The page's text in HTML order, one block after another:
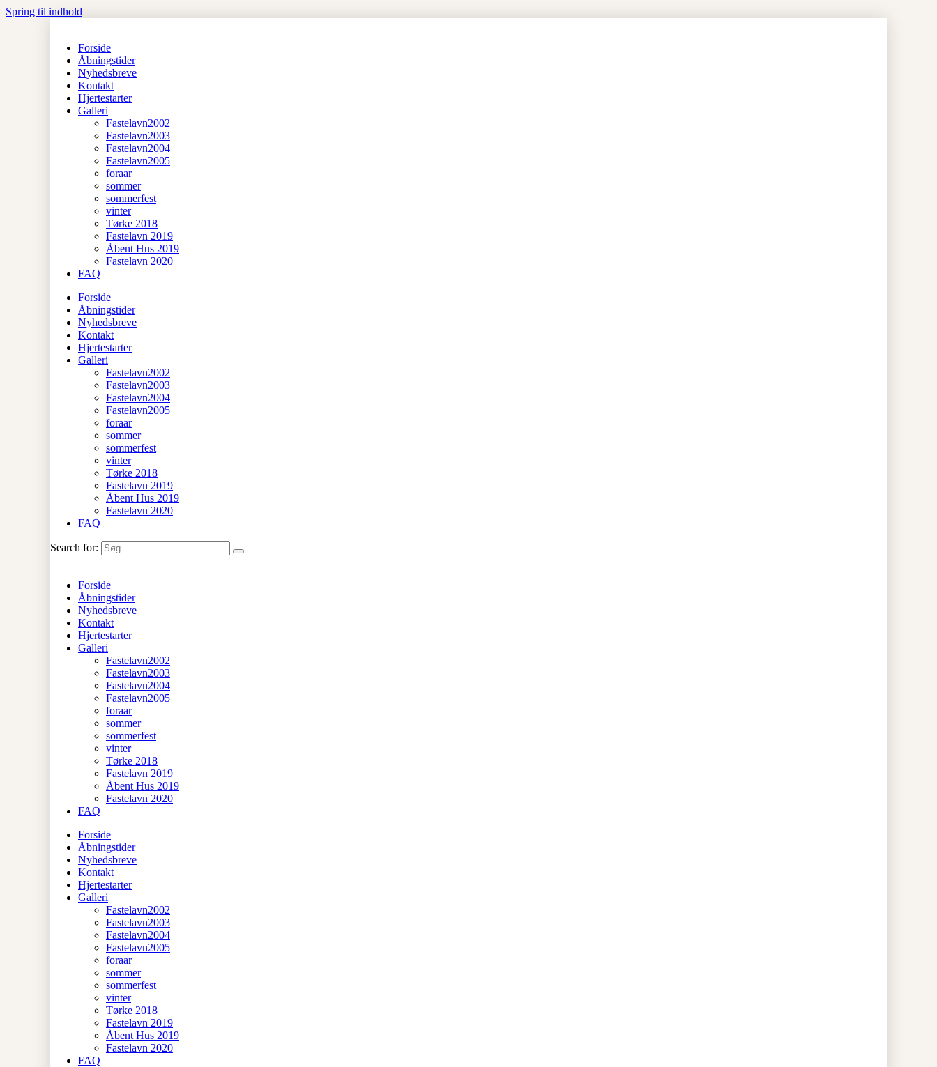
Spring til indhold
Forside
Åbningstider
Nyhedsbreve
Kontakt
Hjertestarter
Galleri
Fastelavn2002
Fastelavn2003
Fastelavn2004
Fastelavn2005
foraar
sommer
sommerfest
vinter
Tørke 2018
Fastelavn 2019
Åbent Hus 2019
Fastelavn 2020
FAQ
Forside
Åbningstider
Nyhedsbreve
Kontakt
Hjertestarter
Galleri
Fastelavn2002
Fastelavn2003
Fastelavn2004
Fastelavn2005
foraar
sommer
sommerfest
vinter
Tørke 2018
Fastelavn 2019
Åbent Hus 2019
Fastelavn 2020
FAQ
Search for:
Forside
Åbningstider
Nyhedsbreve
Kontakt
Hjertestarter
Galleri
Fastelavn2002
Fastelavn2003
Fastelavn2004
Fastelavn2005
foraar
sommer
sommerfest
vinter
Tørke 2018
Fastelavn 2019
Åbent Hus 2019
Fastelavn 2020
FAQ
Forside
Åbningstider
Nyhedsbreve
Kontakt
Hjertestarter
Galleri
Fastelavn2002
Fastelavn2003
Fastelavn2004
Fastelavn2005
foraar
sommer
sommerfest
vinter
Tørke 2018
Fastelavn 2019
Åbent Hus 2019
Fastelavn 2020
FAQ